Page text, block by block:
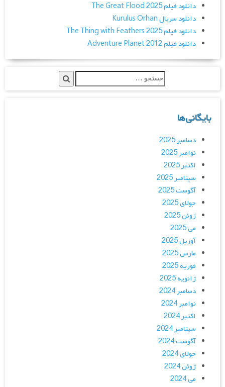
دانلود فیلم The Great Flood 2025
دانلود سریال Kurulus Orhan
دانلود فیلم The Thing with Feathers 2025
دانلود فیلم Adventure Planet 2012
بایگانی‌ها
دسامبر 2025
نوامبر 2025
اکتبر 2025
سپتامبر 2025
آگوست 2025
جولای 2025
ژوئن 2025
می 2025
آوریل 2025
مارس 2025
فوریه 2025
ژانویه 2025
دسامبر 2024
نوامبر 2024
اکتبر 2024
سپتامبر 2024
آگوست 2024
جولای 2024
ژوئن 2024
می 2024